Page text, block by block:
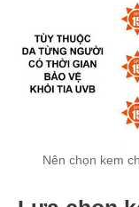
Nên chọn kem